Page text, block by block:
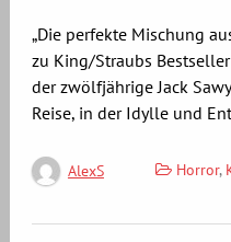
„Die perfekte Mischung
zu King/Straubs Bestseller
der zwölfjährige Jack
Reise, in der Idylle und
AlexS Horror,